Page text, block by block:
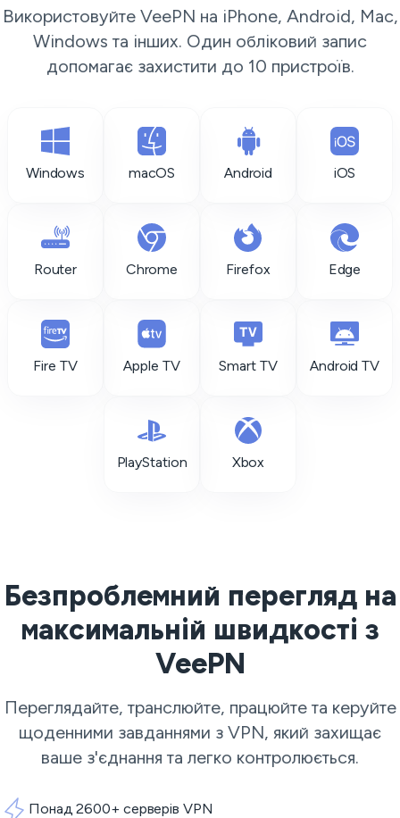
Використовуйте VeePN на iPhone, Android, Mac,
Windows та інших. Один обліковий запис
допомагає захистити до 10 пристроїв.
Windows macOS Android iOS
Router Chrome Firefox Edge
Fire TV Apple TV Smart TV Android TV
PlayStation Xbox
Безпроблемний перегляд на
максимальній швидкості з
VeePN
Переглядайте, транслюйте, працюйте та керуйте
щоденними завданнями з VPN, який захищає
ваше з'єднання та легко контролюється.
Понад 2600+ серверів VPN